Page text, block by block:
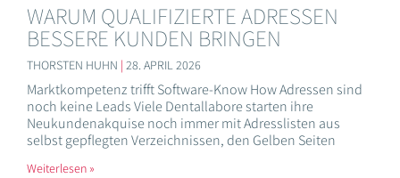
WARUM QUALIFIZIERTE ADRESSEN
BESSERE KUNDEN BRINGEN
THORSTEN HUHN 28. APRIL 2026
Marktkompetenz trifft Software-Know How Adressen sind
noch keine Leads Viele Dentallabore starten ihre
Neukundenakquise noch immer mit Adresslisten aus
selbst gepflegten Verzeichnissen, den Gelben Seiten
Weiterlesen »